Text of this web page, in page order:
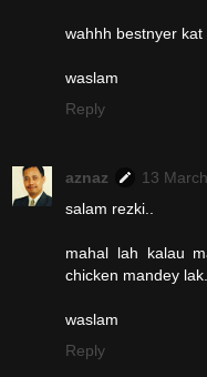
wahhh bestnyer
waslam
Reply
aznaz
13
salam rezki..
mahal lah kalau
chicken mandey
waslam
Reply